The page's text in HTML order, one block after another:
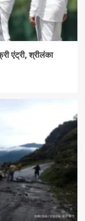
एंट्री, श्रीलंका